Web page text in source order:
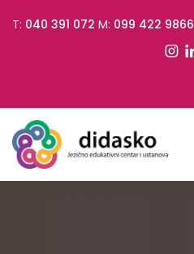
T: 040 391 072 M: 099 422 9866